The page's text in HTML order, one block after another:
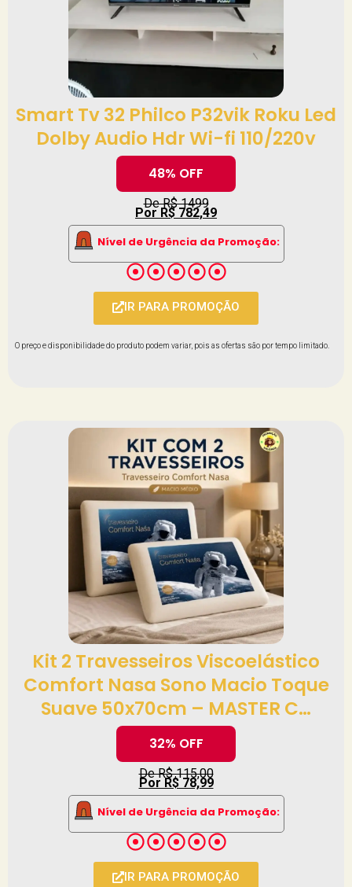
Smart Tv 32 Philco P32vik Roku Led
Dolby Audio Hdr Wi-fi 110/220v
48% OFF
De R$ 1499
Por R$ 782,49
Nível de Urgência da Promoção:
IR PARA PROMOÇÃO
O preço e disponibilidade do produto podem variar, pois as ofertas são por tempo limitado.
Kit 2 Travesseiros Viscoelástico
Comfort Nasa Sono Macio Toque
Suave 50x70cm – MASTER C…
32% OFF
De R$ 115,00
Por R$ 78,99
Nível de Urgência da Promoção:
IR PARA PROMOÇÃO